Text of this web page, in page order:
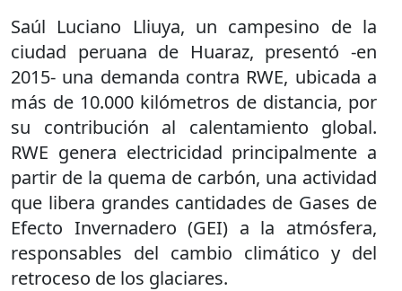
Saúl Luciano Lliuya, un campesino de la
ciudad peruana de Huaraz, presentó -en
2015- una demanda contra RWE, ubicada a
más de 10.000 kilómetros de distancia, por
su contribución al calentamiento global.
RWE genera electricidad principalmente a
partir de la quema de carbón, una actividad
que libera grandes cantidades de Gases de
Efecto Invernadero (GEI) a la atmósfera,
responsables del cambio climático y del
retroceso de los glaciares.